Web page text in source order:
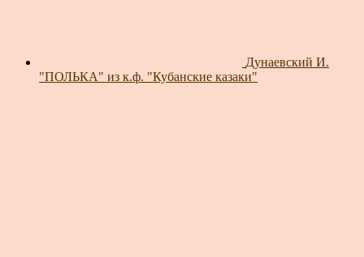
Дунаевский И.
"ПОЛЬКА" из к.ф. "Кубанские казаки"